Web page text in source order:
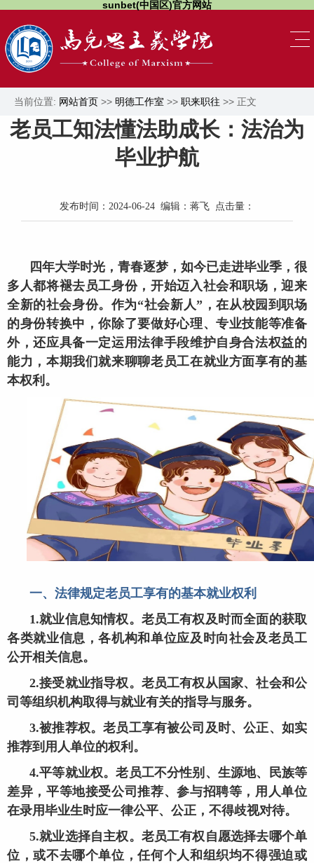
sunbet(中国区)官方网站
当前位置: 网站首页 >> 明德工作室 >> 职来职往 >> 正文
老员工知法懂法助成长：法治为
毕业护航
发布时间：2024-06-24 编辑：蒋飞 点击量：
四年大学时光，青春逐梦，如今已走进毕业季，很
多人都将褪去员工身份，开始迈入社会和职场，迎来
全新的社会身份。作为“社会新人”，在从校园到职场
的身份转换中，你除了要做好心理、专业技能等准备
外，还应具备一定运用法律手段维护自身合法权益的
能力，本期我们就来聊聊老员工在就业方面享有的基
本权利。
一、法律规定老员工享有的基本就业权利
1.就业信息知情权。老员工有权及时而全面的获取
各类就业信息，各机构和单位应及时向社会及老员工
公开相关信息。
2.接受就业指导权。老员工有权从国家、社会和公
司等组织机构取得与就业有关的指导与服务。
3.被推荐权。老员工享有被公司及时、公正、如实
推荐到用人单位的权利。
4.平等就业权。老员工不分性别、生源地、民族等
差异，平等地接受公司推荐、参与招聘等，用人单位
在录用毕业生时应一律公平、公正，不得歧视对待。
5.就业选择自主权。老员工有权自愿选择去哪个单
位，或不去哪个单位，任何个人和组织均不得强迫或